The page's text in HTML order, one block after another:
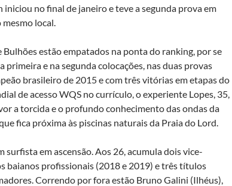
iniciou no final de janeiro e teve a segunda prova em
local.
Bulhões estão empatados na ponta do ranking, por se
primeira e na segunda colocações, nas duas provas
brasileiro de 2015 e com três vitórias em etapas do
de acesso WQS no currículo, o experiente Lopes, 35,
a torcida e o profundo conhecimento das ondas da
fica próxima às piscinas naturais da Praia do Lord.
surfista em ascensão. Aos 26, acumula dois vice-
baianos profissionais (2018 e 2019) e três títulos
Correndo por fora estão Bruno Galini (Ilhéus),